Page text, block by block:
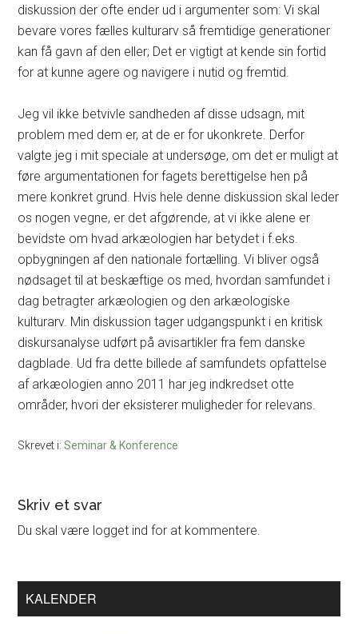
diskussion der ofte ender ud i argumenter som: Vi skal
bevare vores fælles kulturarv så fremtidige generationer
kan få gavn af den eller; Det er vigtigt at kende sin fortid
for at kunne agere og navigere i nutid og fremtid.
Jeg vil ikke betvivle sandheden af disse udsagn, mit
problem med dem er, at de er for ukonkrete. Derfor
valgte jeg i mit speciale at undersøge, om det er muligt at
føre argumentationen for fagets berettigelse hen på
mere konkret grund. Hvis hele denne diskussion skal leder
os nogen vegne, er det afgørende, at vi ikke alene er
bevidste om hvad arkæologien har betydet i f.eks.
opbygningen af den nationale fortælling. Vi bliver også
nødsaget til at beskæftige os med, hvordan samfundet i
dag betragter arkæologien og den arkæologiske
kulturarv. Min diskussion tager udgangspunkt i en kritisk
diskursanalyse udført på avisartikler fra fem danske
dagblade. Ud fra dette billede af samfundets opfattelse
af arkæologien anno 2011 har jeg indkredset otte
områder, hvori der eksisterer muligheder for relevans.
Skrevet i:Seminar & Konference
Læserinteraktioner
Skriv et svar
Du skal være logget ind for at kommentere.
Primær
Sidebar
KALENDER